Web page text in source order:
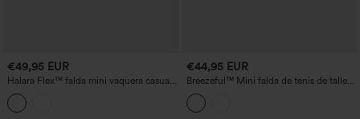
€49,95 EUR
Halara Flex™ falda mini vaquera casual
de cintura alta con bolsillos
€44,95 EUR
Breezeful™ Mini falda de tenis de talle
alto 2 en 1 con bolsillos y de secado
rápido